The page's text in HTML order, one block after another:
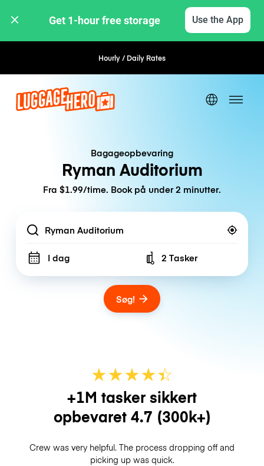
Get 1-hour free storage Use the App
Hourly / Daily RatesFlexible Booking
Bagageopbevaring
Ryman Auditorium
Fra $1.99/time. Book på under 2 minutter.
Location
I dag Number of bags
2 Tasker
Søg!
★★★★☆
★
+1M tasker sikkert
opbevaret 4.7 (300k+)
Crew was very helpful. The process dropping off and
picking up was quick.